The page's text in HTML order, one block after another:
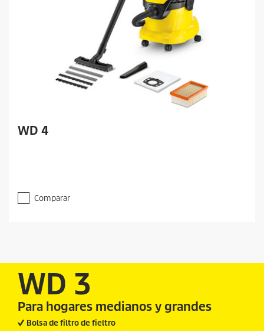
WD 4
Comparar
WD 3
Para hogares medianos y grandes
Bolsa de filtro de fieltro